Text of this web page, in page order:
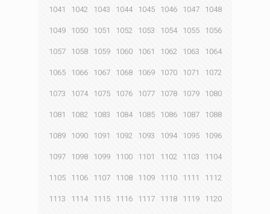
1041 1042 1043 1044 1045 1046 1047 1048
1049 1050 1051 1052 1053 1054 1055 1056
1057 1058 1059 1060 1061 1062 1063 1064
1065 1066 1067 1068 1069 1070 1071 1072
1073 1074 1075 1076 1077 1078 1079 1080
1081 1082 1083 1084 1085 1086 1087 1088
1089 1090 1091 1092 1093 1094 1095 1096
1097 1098 1099 1100 1101 1102 1103 1104
1105 1106 1107 1108 1109 1110 1111 1112
1113 1114 1115 1116 1117 1118 1119 1120